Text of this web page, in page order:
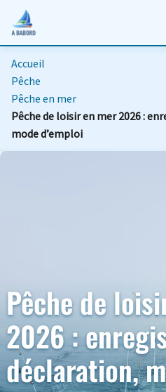
Accueil
Pêche
Pêche en mer
Pêche de loisir en mer 2026 :
mode d’emploi
Pêche de
2026 :
déclaration,